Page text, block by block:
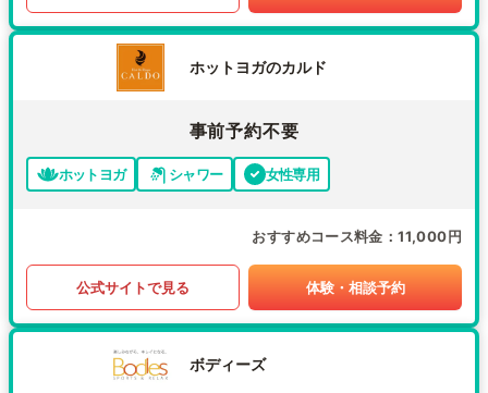
ホットヨガのカルド
事前予約不要
ホットヨガ シャワー 女性専用
おすすめコース料金 11,000円
公式サイトで見る 体験・相談予約
ボディーズ